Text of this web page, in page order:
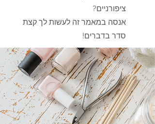
ציפורניים?
אנסה במאמר זה לעשות לך קצת
סדר בדברים!